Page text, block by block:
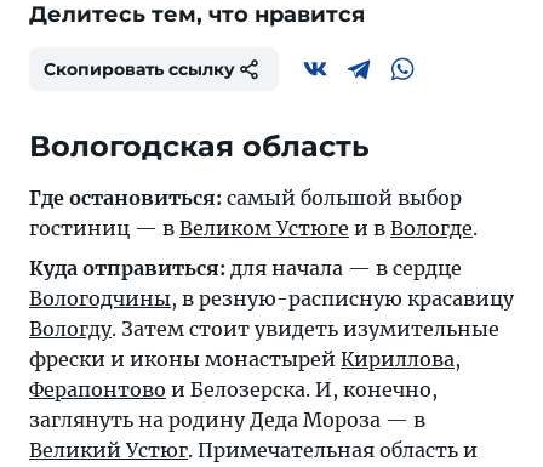
Делитесь тем, что нравится
Скопировать ссылку
Вологодская область
Где остановиться: самый большой выбор
гостиниц — в Великом Устюге и в Вологде.
Куда отправиться: для начала — в сердце
Вологодчины, в резную-расписную красавицу
Вологду. Затем стоит увидеть изумительные
фрески и иконы монастырей Кириллова,
Ферапонтово и Белозерска. И, конечно,
заглянуть на родину Деда Мороза — в
Великий Устюг. Примечательная область и